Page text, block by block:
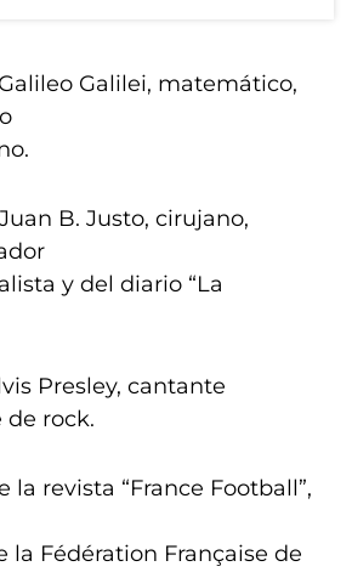
Galilei, matemático,
B. Justo, cirujano,
y del diario “La
Presley, cantante
rock.
la revista “France Football”,
la Fédération Française de